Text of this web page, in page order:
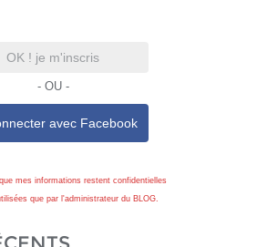
OK ! je m'inscris
- OU -
avec Facebook
mes informations restent confidentielles
que par l'administrateur du BLOG.